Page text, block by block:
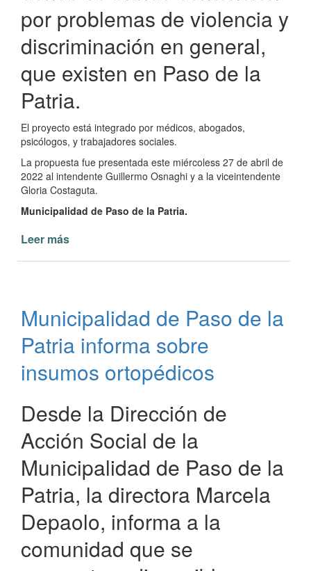
por problemas de violencia y
discriminación en general,
que existen en Paso de la
Patria.
El proyecto está integrado por médicos, abogados,
psicólogos, y trabajadores sociales.
La propuesta fue presentada este miércoless 27 de abril de
2022 al intendente Guillermo Osnaghi y a la viceintendente
Gloria Costaguta.
Municipalidad de Paso de la Patria.
Leer más
Mujer”
Municipalidad de Paso de la
Patria informa sobre
insumos ortopédicos
Desde la Dirección de
Acción Social de la
Municipalidad de Paso de la
Patria, la directora Marcela
Depaolo, informa a la
comunidad que se